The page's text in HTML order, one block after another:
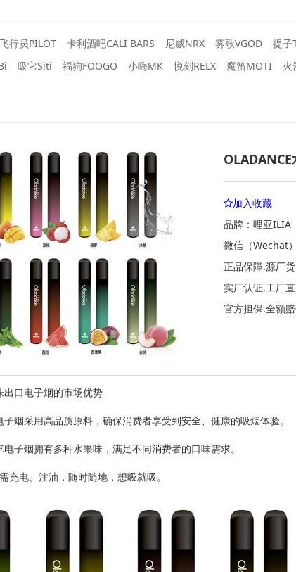
飞行员PILOT 卡利酒吧CALI BARS 尼威NRX 雾歌VGOD 提子
吸它Siti 福狗FOOGO 小嗨MK 悦刻RELX 魔笛MOTI 火
加入收藏
品牌：哩亚ILIA
微信（Wechat
正品保障.源厂
实厂认证.工厂
官方担保.全额
出口电子烟的市场优势
烟采用高品质原料，确保消费者享受到安全、健康的吸烟体验。
子烟拥有多种水果味，满足不同消费者的口味需求。
充电、注油，随时随地，想吸就吸。